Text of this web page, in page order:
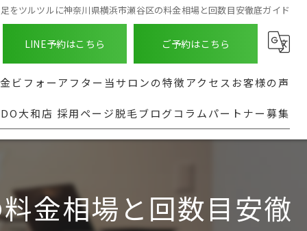
をツルツルに神奈川県横浜市瀬谷区の料金相場と回数目安徹底ガイド
LINE予約はこちら ご予約はこちら
大和店
ビフォーアフター 当サロンの特徴
髭
全身
アクセス お客様の声
よくある質問
大和店 採用ページ脱毛ブログコラムパートナー募集
金相場と回数目安徹